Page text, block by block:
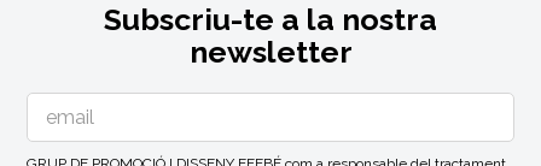
Subscriu-te a la nostra
newsletter